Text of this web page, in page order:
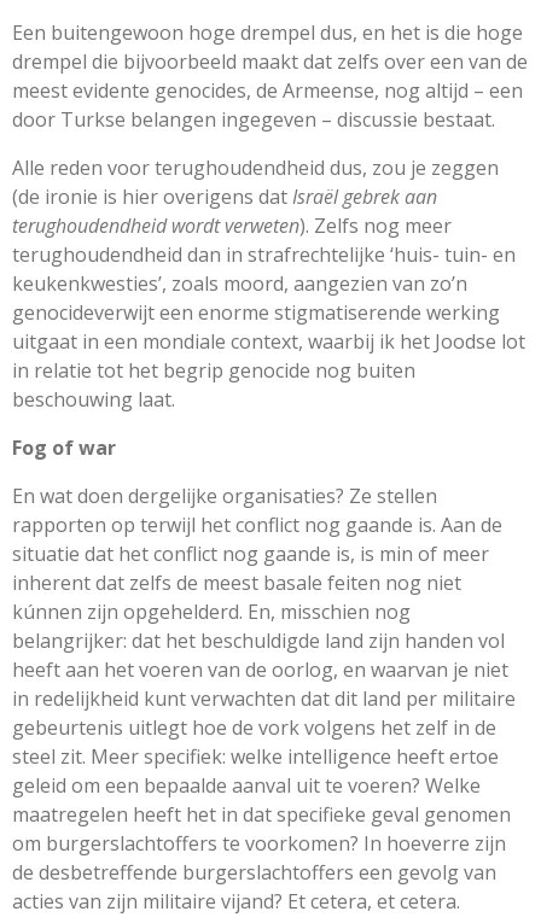
Een buitengewoon hoge drempel dus, en het is die hoge
drempel die bijvoorbeeld maakt dat zelfs over een van de
meest evidente genocides, de Armeense, nog altijd – een
door Turkse belangen ingegeven – discussie bestaat.
Alle reden voor terughoudendheid dus, zou je zeggen
(de ironie is hier overigens datIsraël gebrek aan
terughoudendheid wordt verweten). Zelfs nog meer
terughoudendheid dan in strafrechtelijke ‘huis- tuin- en
keukenkwesties’, zoals moord, aangezien van zo’n
genocideverwijt een enorme stigmatiserende werking
uitgaat in een mondiale context, waarbij ik het Joodse lot
in relatie tot het begrip genocide nog buiten
beschouwing laat.
Fog of war
En wat doen dergelijke organisaties? Ze stellen
rapporten op terwijl het conflict nog gaande is. Aan de
situatie dat het conflict nog gaande is, is min of meer
inherent dat zelfs de meest basale feiten nog niet
kúnnen zijn opgehelderd. En, misschien nog
belangrijker: dat het beschuldigde land zijn handen vol
heeft aan het voeren van de oorlog, en waarvan je niet
in redelijkheid kunt verwachten dat dit land per militaire
gebeurtenis uitlegt hoe de vork volgens het zelf in de
steel zit. Meer specifiek: welke intelligence heeft ertoe
geleid om een bepaalde aanval uit te voeren? Welke
maatregelen heeft het in dat specifieke geval genomen
om burgerslachtoffers te voorkomen? In hoeverre zijn
de desbetreffende burgerslachtoffers een gevolg van
acties van zijn militaire vijand? Et cetera, et cetera.